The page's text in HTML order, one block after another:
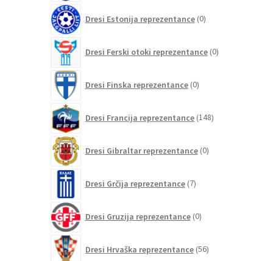
Dresi Estonija reprezentance 0izdelkov
Dresi Ferski otoki reprezentance 0izdelkov
Dresi Finska reprezentance 0izdelkov
Dresi Francija reprezentance 148izdelkov
Dresi Gibraltar reprezentance 0izdelkov
Dresi Grčija reprezentance 7izdelkov
Dresi Gruzija reprezentance 0izdelkov
Dresi Hrvaška reprezentance 56izdelkov